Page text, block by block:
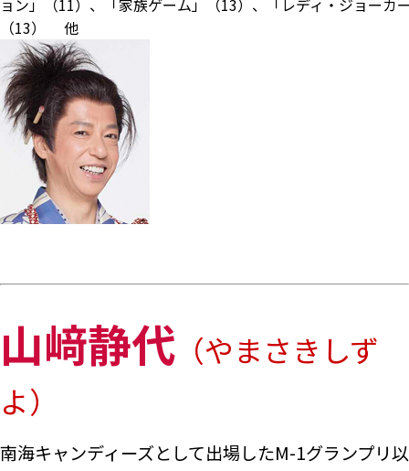
（13） 他
山﨑静代 （やまさきしず
よ）
南海キャンディーズとして出場したM-1グランプリ以